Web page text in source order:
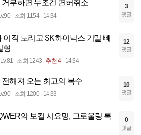
거부하면 무조건 면허취소
조회 1154 14:34
3
댓글
이직 노리고 SK하이닉스 기밀 빼
형
Lv.81 조회 1243 추천 4 14:34
12
댓글
전해져 오는 최고의 복수
조회 1200 14:33
10
댓글
의 보컬 시요밍, 그로울링 록
0
댓글